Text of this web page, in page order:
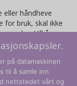
eller håndheve
for bruk, skal ikke
Vilkårene
CLARITY Learning
eventuelle
Suite
tidligere versjoner
på datamaskinen
til å samle inn
nettstedet vårt og